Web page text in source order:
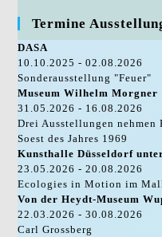
Termine
DASA
10.10.2025 - 02.08.2026
Sonderausstellung "Feuer"
Museum Wilhelm Morgner
31.05.2026 - 16.08.2026
Drei Ausstellungen
Soest des Jahres 1969
Kunsthalle Düsseldorf
23.05.2026 - 20.08.2026
Ecologies in Motion im
Von der Heydt-Museum
22.03.2026 - 30.08.2026
Carl Grossberg